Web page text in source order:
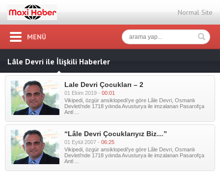
Normal Site
MENÜ
Lâle Devri ile İlişkili Haberler
Lale Devri Çocukları – 2
01 Ekim 2019 - 00:01
Vikipedi, özgür ansiklopedi’ye göre Lâle Devri, Osmanlı
Devleti’nde 1718 yılında Avusturya ile imzalanan Pasarofça
Antl ...
“Lâle Devri Çocuklarıyız Biz…”
01 Eylül 2007 - 06:25
Vikipedi, özgür ansiklopedi'ye göre Lâle Devri, Osmanlı
Devleti'nde 1718 yılında Avusturya ile imzalanan Pasarofça
Antl ...